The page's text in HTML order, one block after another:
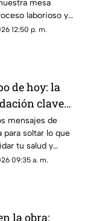
el campo
mesa
laborioso y
como la
12:50 p. m.
de hoy: la
clave
este
mensajes de
para soltar lo que
tu salud y
en la playa o
09:35 a. m.
la obra: